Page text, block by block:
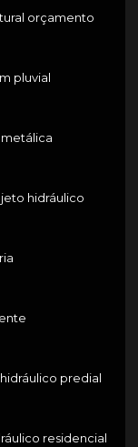
orçamento
pluvial
hidráulico
predial
residencial